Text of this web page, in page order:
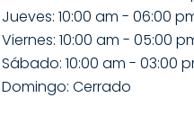
Jueves: 10:00 am - 06:00
Viernes: 10:00 am - 05:00
Sábado: 10:00 am - 03:00
Domingo: Cerrado